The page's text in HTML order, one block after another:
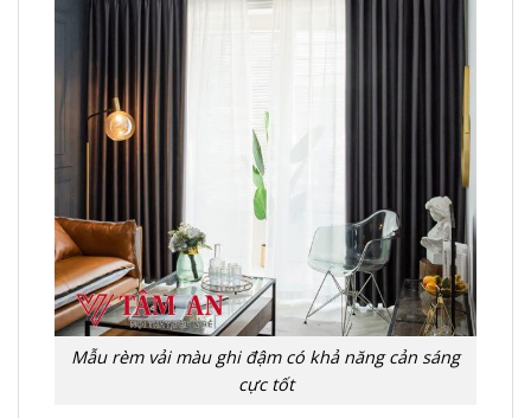
Mẫu rèm vải màu ghi đậm có khả năng cản sáng
cực tốt